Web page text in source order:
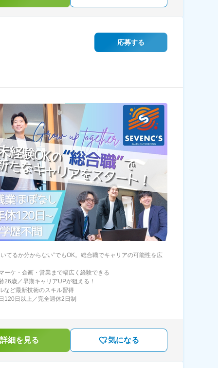
応募する
てるか分からない”でもOK。総合職でキャリアの可能性を広
ーケ・企画・営業まで幅広く経験できる
26歳／早期キャリアUPが狙える！
など最新技術のスキル習得
120日以上／完全週休2日制
細を見る 気になる